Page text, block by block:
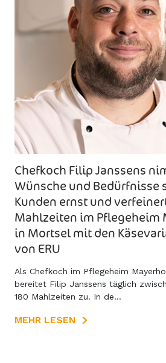
Chefkoch Filip Janssens
Wünsche und Bedürfnisse
Kunden ernst und
Mahlzeiten im Pflegeheim
in Mortsel mit den
von ERU
Als Chefkoch im Pflegeheim
bereitet Filip Janssens täglich
180 Mahlzeiten zu. In de...
MEHR LESEN